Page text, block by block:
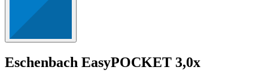
Eschenbach EasyPOCKET 3,0x